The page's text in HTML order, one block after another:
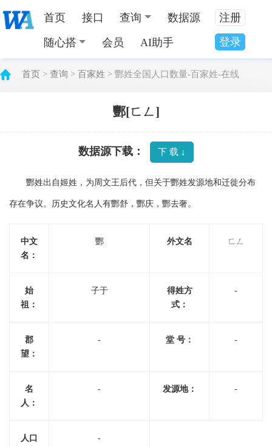
首页 接口 查询 数据源
随心搭 会员 AI助手
注册
登录
首页 > 查询 > 百家姓 > 酆姓全国人口数量-百家姓-在线
酆[ㄈㄥ]
数据源下载： 下 载 ↓
酆姓出自姬姓，为周文王后代，但关于酆姓发源地和迁徙分布
存在争议。历史文化名人有酆舒，酆庆，酆去奢。
中文
名：
酆 外文名 ㄈㄥ
始
祖：
子于
得姓方
式：
-
郡
望：
- 堂 号： -
名
人：
- 发源地： -
人口
-